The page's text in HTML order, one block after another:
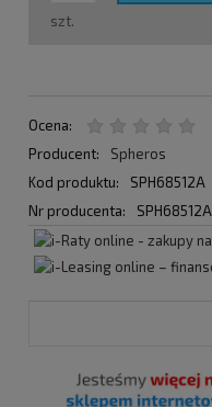
szt.
Ocena:
Producent:
Spheros
Kod produktu:
SPH68512A
Nr producenta:
SPH68512A